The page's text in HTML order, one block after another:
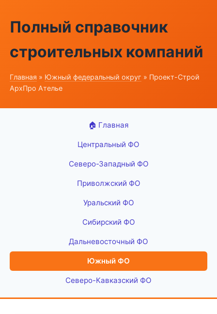
Полный справочник
строительных компаний
Главная » Южный федеральный округ » Проект-Строй
АрхПро Ателье
🏠 Главная
Центральный ФО
Северо-Западный ФО
Приволжский ФО
Уральский ФО
Сибирский ФО
Дальневосточный ФО
Южный ФО
Северо-Кавказский ФО